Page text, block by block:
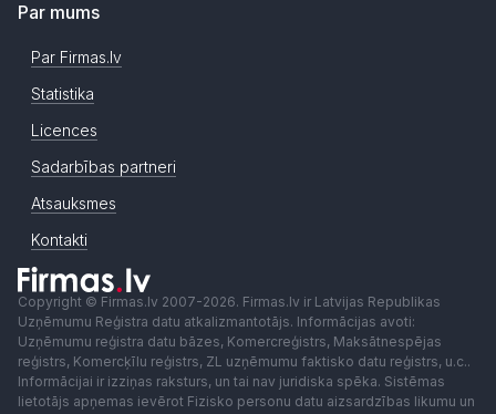
Par mums
Par Firmas.lv
Statistika
Licences
Sadarbības partneri
Atsauksmes
Kontakti
Copyright © Firmas.lv 2007-2026. Firmas.lv ir Latvijas Republikas
Uzņēmumu Reģistra datu atkalizmantotājs. Informācijas avoti:
Uzņēmumu reģistra datu bāzes, Komercreģistrs, Maksātnespējas
reģistrs, Komercķīlu reģistrs, ZL uzņēmumu faktisko datu reģistrs, u.c..
Informācijai ir izziņas raksturs, un tai nav juridiska spēka. Sistēmas
lietotājs apņemas ievērot Fizisko personu datu aizsardzības likumu un